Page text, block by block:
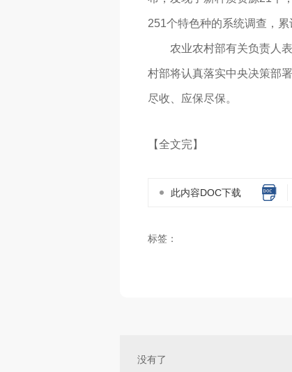
251个特色种的系统调查，累
农业农村部有关负责人表
村部将认真落实中央决策部
尽收、应保尽保。
【全文完】
此内容DOC下载
标签：
没有了